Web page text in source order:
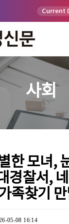
Current
사회
한 모녀,
경찰서,
족찾기
05-08 16:14